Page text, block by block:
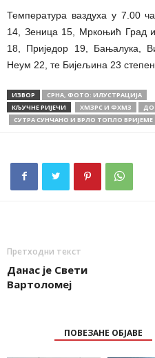
Температура ваздуха у 7.00
14, Зеница 15, Мркоњић Град
18, Приједор 19, Бањалука,
Неум 22, те Бијељина 23
ИЗВОР
СРНА, ФОТО: ИЛУСТРАЦИЈА
КЉУЧНЕ РИЈЕЧИ
ХМЗРС И ФХМЗ
ДО
СУТРА СУНЧАНО И ВРЛО ТОПЛО ВРИЈЕМЕ
Претходни текст
Данас је Свети
Вартоломеј
ПОВЕЗАНЕ ОБЈАВЕ